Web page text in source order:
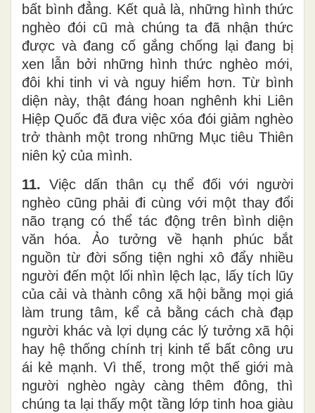
bất bình đẳng. Kết quả là, những hình thức
nghèo đói cũ mà chúng ta đã nhận thức
được và đang cố gắng chống lại đang bị
xen lẫn bởi những hình thức nghèo mới,
đôi khi tinh vi và nguy hiểm hơn. Từ bình
diện này, thật đáng hoan nghênh khi Liên
Hiệp Quốc đã đưa việc xóa đói giảm nghèo
trở thành một trong những Mục tiêu Thiên
niên kỷ của mình.
11. Việc dấn thân cụ thể đối với người
nghèo cũng phải đi cùng với một thay đổi
não trạng có thể tác động trên bình diện
văn hóa. Ảo tưởng về hạnh phúc bắt
nguồn từ đời sống tiện nghi xô đẩy nhiều
người đến một lối nhìn lệch lạc, lấy tích lũy
của cải và thành công xã hội bằng mọi giá
làm trung tâm, kể cả bằng cách chà đạp
người khác và lợi dụng các lý tưởng xã hội
hay hệ thống chính trị kinh tế bất công ưu
ái kẻ mạnh. Vì thế, trong một thế giới mà
người nghèo ngày càng thêm đông, thì
chúng ta lại thấy một tầng lớp tinh hoa giàu